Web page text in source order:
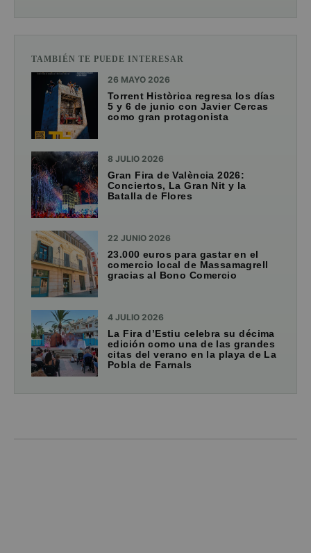
TAMBIÉN TE PUEDE INTERESAR
26 MAYO 2026
Torrent Històrica regresa los días
5 y 6 de junio con Javier Cercas
como gran protagonista
8 JULIO 2026
Gran Fira de València 2026:
Conciertos, La Gran Nit y la
Batalla de Flores
22 JUNIO 2026
23.000 euros para gastar en el
comercio local de Massamagrell
gracias al Bono Comercio
4 JULIO 2026
La Fira d’Estiu celebra su décima
edición como una de las grandes
citas del verano en la playa de La
Pobla de Farnals